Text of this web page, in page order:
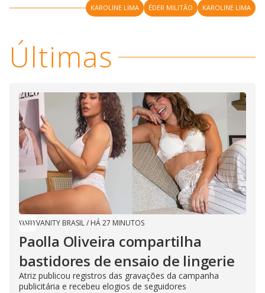
KAROLINE LIMA ÉDER MILITÃO KAROLINE LIMA
Últimas
VANITY BRASIL/ HÁ 27 MINUTOS
Paolla Oliveira compartilha
bastidores de ensaio de lingerie
Atriz publicou registros das gravações da campanha
publicitária e recebeu elogios de seguidores